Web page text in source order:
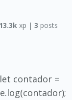
13.3k xp | 3 posts
contador =